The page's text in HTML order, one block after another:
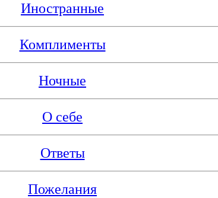
Иностранные
Комплименты
Ночные
О себе
Ответы
Пожелания